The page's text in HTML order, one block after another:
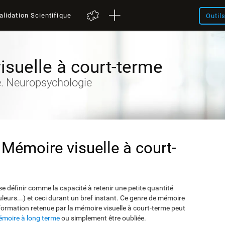
Scientifique
à court-terme
Neuropsychologie
visuelle à court-
définir comme la capacité à retenir une petite quantité
et ceci durant un bref instant. Ce genre de mémoire
retenue par la mémoire visuelle à court-terme peut
à long termeou simplement être oubliée.